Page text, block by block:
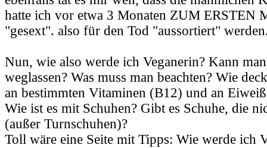
hatte ich vor etwa 3 Monaten ZUM ERSTEN
"gesext". also für den Tod "aussortiert"
Nun, wie also werde ich Veganerin? Kann
weglassen? Was muss man beachten? Wie
an bestimmten Vitaminen (B12) und an
Wie ist es mit Schuhen? Gibt es Schuhe, die
(außer Turnschuhen)?
Toll wäre eine Seite mit Tipps: Wie werde ich